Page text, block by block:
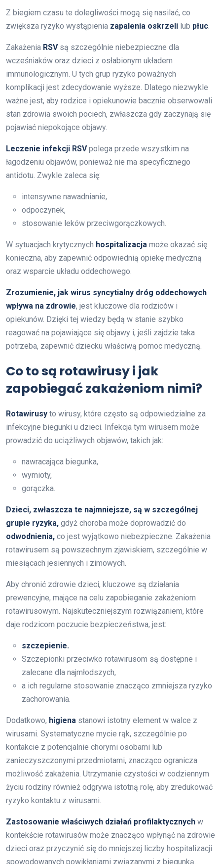
Z biegiem czasu te dolegliwości mogą się nasilać, co
zwiększa ryzyko wystąpienia zapalenia oskrzeli lub płuc.
Zakażenia RSVsą szczególnie niebezpieczne dla
wcześniaków oraz dzieci z osłabionym układem
immunologicznym. U tych grup ryzyko poważnych
komplikacji jest zdecydowanie wyższe. Dlatego niezwykle
ważne jest, aby rodzice i opiekunowie bacznie obserwowali
stan zdrowia swoich pociech, zwłaszcza gdy zaczynają się
pojawiać niepokojące objawy.
Leczenie infekcji RSVpolega przede wszystkim na
łagodzeniu objawów, ponieważ nie ma specyficznego
antidotu. Zwykle zaleca się:
intensywne nawadnianie,
odpoczynek,
stosowanie leków przeciwgorączkowych.
W sytuacjach krytycznych hospitalizacja może okazać się
konieczna, aby zapewnić odpowiednią opiekę medyczną
oraz wsparcie układu oddechowego.
Zrozumienie, jak wirus syncytialny dróg oddechowych
wpływa na zdrowie, jest kluczowe dla rodziców i
opiekunów. Dzięki tej wiedzy będą w stanie szybko
reagować na pojawiające się objawy i, jeśli zajdzie taka
potrzeba, zapewnić dziecku właściwą pomoc medyczną.
Co to są rotawirusy i jak
zapobiegać zakażeniom nimi?
Rotawirusy to wirusy, które często są odpowiedzialne za
infekcyjne biegunki u dzieci. Infekcja tym wirusem może
prowadzić do uciążliwych objawów, takich jak:
nawracająca biegunka,
wymioty,
gorączka.
Dzieci, zwłaszcza te najmniejsze, są w szczególnej
grupie ryzyka, gdyż choroba może doprowadzić do
odwodnienia, co jest wyjątkowo niebezpieczne. Zakażenia
rotawirusem są powszechnym zjawiskiem, szczególnie w
miesiącach jesiennych i zimowych.
Aby chronić zdrowie dzieci, kluczowe są działania
prewencyjne, mające na celu zapobieganie zakażeniom
rotawirusowym. Najskuteczniejszym rozwiązaniem, które
daje rodzicom poczucie bezpieczeństwa, jest:
szczepienie.
Szczepionki przeciwko rotawirusom są dostępne i
zalecane dla najmłodszych,
a ich regularne stosowanie znacząco zmniejsza ryzyko
zachorowania.
Dodatkowo, higiena stanowi istotny element w walce z
wirusami. Systematyczne mycie rąk, szczególnie po
kontakcie z potencjalnie chorymi osobami lub
zanieczyszczonymi przedmiotami, znacząco ogranicza
możliwość zakażenia. Utrzymanie czystości w codziennym
życiu rodziny również odgrywa istotną rolę, aby zredukować
ryzyko kontaktu z wirusami.
Zastosowanie właściwych działań profilaktycznych w
kontekście rotawirusów może znacząco wpłynąć na zdrowie
dzieci oraz przyczynić się do mniejszej liczby hospitalizacji
spowodowanych powikłaniami związanymi z biegunką.